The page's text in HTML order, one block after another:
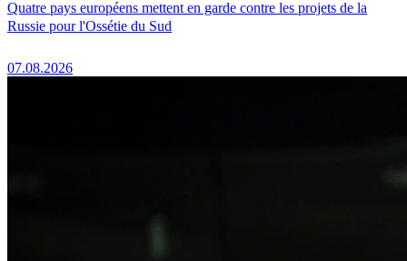
Quatre pays européens mettent en garde contre les projets de la
Russie pour l'Ossétie du Sud
07.08.2026